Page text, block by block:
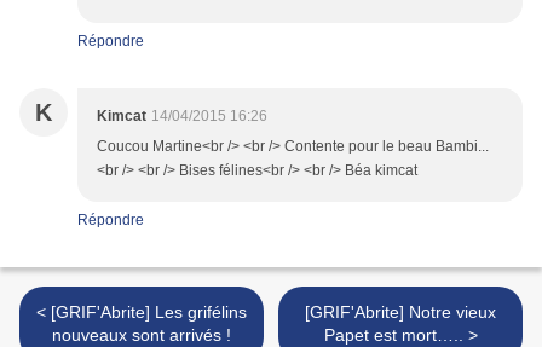
Répondre
K Kimcat 14/04/2015 16:26
Coucou Martine<br /> <br /> Contente pour le beau Bambi...
<br /> <br /> Bises félines<br /> <br /> Béa kimcat
Répondre
< [GRIF'Abrite] Les grifélins
nouveaux sont arrivés !
[GRIF'Abrite] Notre vieux
Papet est mort….. >